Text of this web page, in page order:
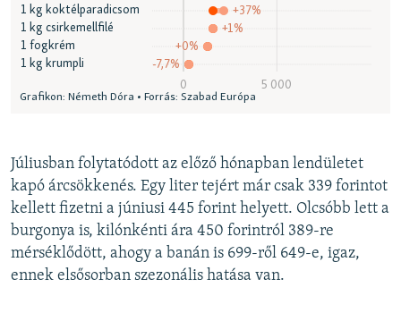
Júliusban folytatódott az előző hónapban lendületet
kapó árcsökkenés. Egy liter tejért már csak 339 forintot
kellett fizetni a júniusi 445 forint helyett. Olcsóbb lett a
burgonya is, kilónkénti ára 450 forintról 389-re
mérséklődött, ahogy a banán is 699-ről 649-e, igaz,
ennek elsősorban szezonális hatása van.